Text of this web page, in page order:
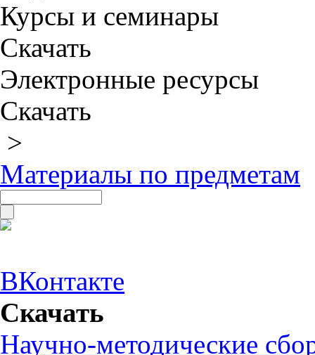
Курсы и семинары
Скачать
Электронные ресурсы
Скачать
>
Материалы по предметам
ВКонтакте
Скачать
Научно-методические